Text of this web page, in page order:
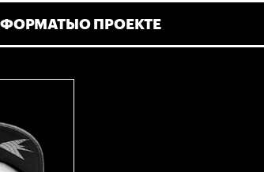
ФОРМАТЫО ПРОЕКТЕ